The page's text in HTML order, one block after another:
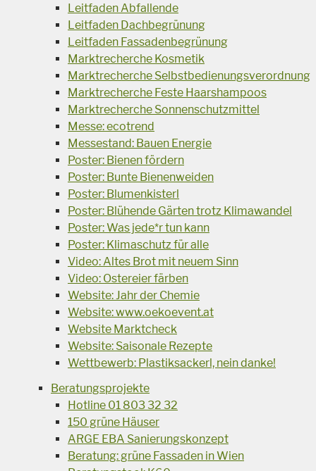
Leitfaden Abfallende
Leitfaden Dachbegrünung
Leitfaden Fassadenbegrünung
Marktrecherche Kosmetik
Marktrecherche Selbstbedienungsverordnung
Marktrecherche Feste Haarshampoos
Marktrecherche Sonnenschutzmittel
Messe: ecotrend
Messestand: Bauen Energie
Poster: Bienen fördern
Poster: Bunte Bienenweiden
Poster: Blumenkisterl
Poster: Blühende Gärten trotz Klimawandel
Poster: Was jede*r tun kann
Poster: Klimaschutz für alle
Video: Altes Brot mit neuem Sinn
Video: Ostereier färben
Website: Jahr der Chemie
Website: www.oekoevent.at
Website Marktcheck
Website: Saisonale Rezepte
Wettbewerb: Plastiksackerl, nein danke!
Beratungsprojekte
Hotline 01 803 32 32
150 grüne Häuser
ARGE EBA Sanierungskonzept
Beratung: grüne Fassaden in Wien